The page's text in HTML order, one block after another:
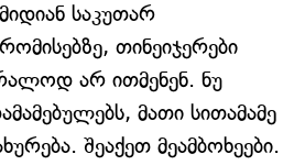
საკუთარ
თინეიჯერები
არ ითმენენ. ნუ
მათი სითამამე
შეაქეთ მეამბოხეები.